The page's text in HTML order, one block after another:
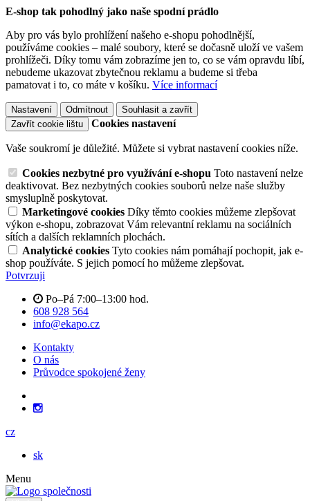
E-shop tak pohodlný jako naše spodní prádlo
Aby pro vás bylo prohlížení našeho e-shopu pohodlnější,
používáme cookies – malé soubory, které se dočasně uloží ve vašem
prohlížeči. Díky tomu vám zobrazíme jen to, co se vám opravdu líbí,
nebudeme ukazovat zbytečnou reklamu a budeme si třeba
pamatovat i to, co máte v košíku. Více informací
Nastavení Odmítnout
Souhlasit a zavřít
Zavřít cookie lištu
Cookies nastavení
Vaše soukromí je důležité. Můžete si vybrat nastavení cookies níže.
Cookies nezbytné pro využívání e-shopu Toto nastavení nelze
deaktivovat. Bez nezbytných cookies souborů nelze naše služby
smysluplně poskytovat.
Marketingové cookies Díky těmto cookies můžeme zlepšovat
výkon e-shopu, zobrazovat Vám relevantní reklamu na sociálních
sítích a dalších reklamních plochách.
Analytické cookies Tyto cookies nám pomáhají pochopit, jak e-
shop používáte. S jejich pomocí ho můžeme zlepšovat.
Potvrzuji
Po–Pá 7:00–13:00 hod.
608 928 564
info@ekapo.cz
Kontakty
O nás
Průvodce spokojené ženy
cz
sk
Menu